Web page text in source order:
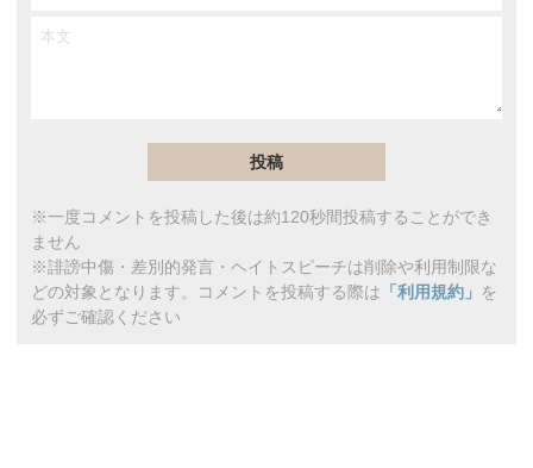
※一度コメントを投稿した後は約120秒間投稿することができ
ません
※誹謗中傷・差別的発言・ヘイトスピーチは削除や利用制限な
どの対象となります。コメントを投稿する際は 「利用規約」 を
必ずご確認ください